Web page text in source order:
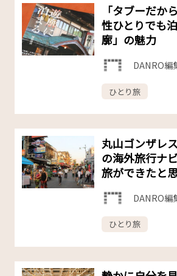
「タブーだか
性ひとりでも
廓」の魅力
DANRO編
ひとり旅
丸山ゴンザレ
の海外旅行ナ
旅ができたと
DANRO編
ひとり旅